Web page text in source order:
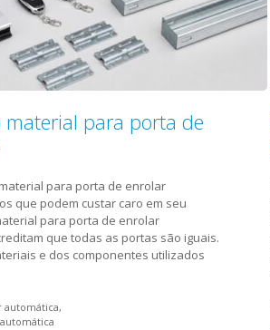
para porta de
para porta de enrolar
que podem custar caro em seu
para porta de enrolar
que todas as portas são iguais.
e dos componentes utilizados
automática